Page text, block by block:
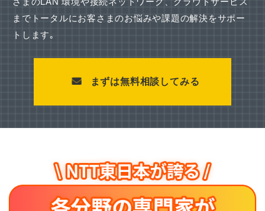
までトータルにお客さまのお悩みや課題の解決をサポー
トします｡
まずは無料相談してみる